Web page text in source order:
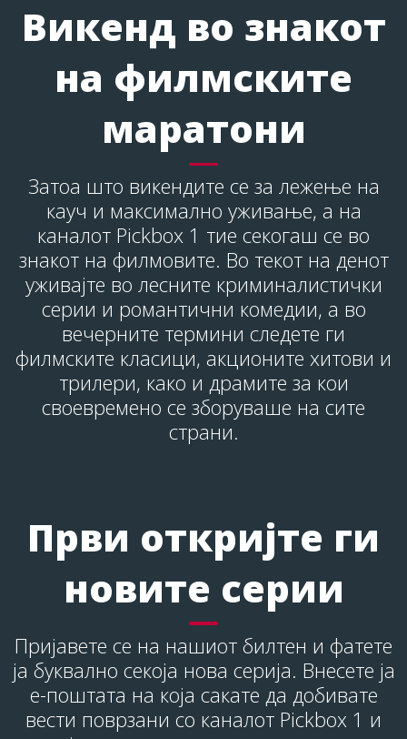
Викенд во знакот
на филмските
маратони
Затоа што викендите се за лежење на
кауч и максимално уживање, а на
каналот Pickbox 1 тие секогаш се во
знакот на филмовите. Во текот на денот
уживајте во лесните криминалистички
серии и романтични комедии, а во
вечерните термини следете ги
филмските класици, акционите хитови и
трилери, како и драмите за кои
своевремено се зборуваше на сите
страни.
Први откријте ги
новите серии
Пријавете се на нашиот билтен и фатете
ја буквално секоја нова серија. Внесете ја
е-поштата на која сакате да добивате
вести поврзани со каналот Pickbox 1 и